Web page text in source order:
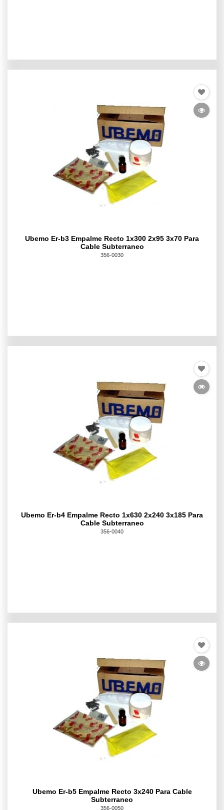
Ubemo Er-b3 Empalme Recto 1x300 2x95 3x70 Para
Cable Subterraneo
356-0030
Ubemo Er-b4 Empalme Recto 1x630 2x240 3x185 Para
Cable Subterraneo
356-0040
Ubemo Er-b5 Empalme Recto 3x240 Para Cable
Subterraneo
356-0050